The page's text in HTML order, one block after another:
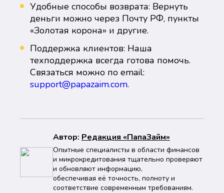
Удобные способы возврата: Вернуть
деньги можно через Почту РФ, пункты
«Золотая корона» и другие.
Поддержка клиентов: Наша
техподдержка всегда готова помочь.
Связаться можно по email:
support@papazaim.com.
Автор: Peдaкция «ПапаЗайм»
Опытные специалисты в области финансов
и микрокредитования тщательно проверяют
и обновляют информацию,
обеспечивая её точность, полноту и
соответствие современным требованиям.